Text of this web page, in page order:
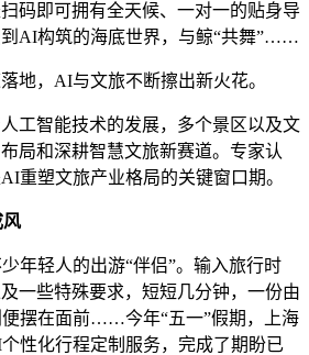
码即可拥有全天候、一对一的贴身导
AI构筑的海底世界，与鲸“共舞”……
，AI与文旅不断擦出新火花。
智能技术的发展，多个景区以及文
局和深耕智慧文旅新赛道。专家认
重塑文旅产业格局的关键窗口期。
轻人的出游“伴侣”。输入旅行时
一些特殊要求，短短几分钟，一份由
摆在面前……今年“五一”假期，上海
性化行程定制服务，完成了期盼已